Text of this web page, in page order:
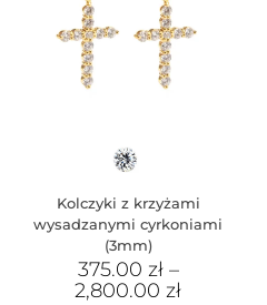
Kolczyki z krzyżami
wysadzanymi cyrkoniami
(3mm)
375.00 zł–
2,800.00zł